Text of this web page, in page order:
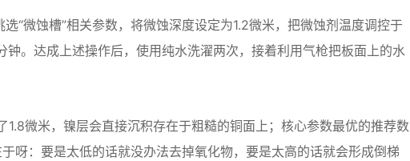
“微蚀槽”相关参数，将微蚀深度设定为1.2微米，把微蚀剂温度调控于
。达成上述操作后，使用纯水洗濯两次，接着利用气枪把板面上的水
微米，镍层会直接沉积存在于粗糙的铜面上；核心参数最优的推荐数
呀：要是太低的话就没办法去掉氧化物，要是太高的话就会形成倒梯